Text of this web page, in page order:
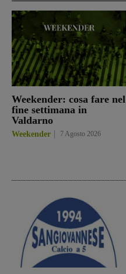
Weekender: cosa fare nel
fine settimana in
Valdarno
Weekender 7 Agosto 2026